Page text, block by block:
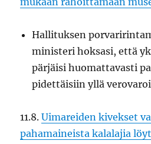
Hallituksen
ministeri hoksasi, että
pärjäisi huomattavasti
pidettäisiin yllä
11.8.Uimareiden kivekset
pahamaineista kalalajia